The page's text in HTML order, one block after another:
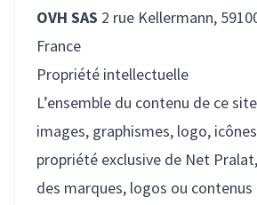
OVH SAS 2 rue Kellermann,
France
Propriété intellectuelle
L’ensemble du contenu de ce
images, graphismes, logo,
propriété exclusive de Net
des marques, logos ou